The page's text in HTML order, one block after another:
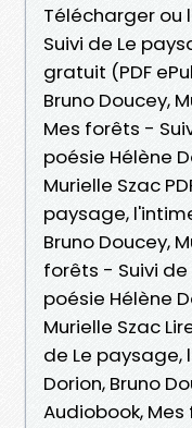
Télécharger ou
Suivi de Le
gratuit (PDF
Bruno Doucey,
Mes forêts -
poésie Hélène
Murielle Szac
paysage,
Bruno Doucey,
forêts - Suivi
poésie Hélène
Murielle Szac
de Le paysage,
Dorion, Bruno
Audiobook,